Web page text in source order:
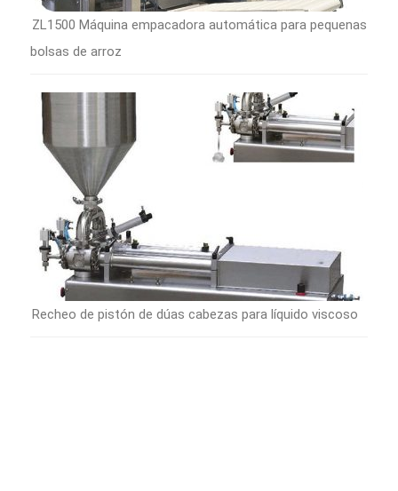
ZL1500 Máquina empacadora automática para pequenas
bolsas de arroz
Recheo de pistón de dúas cabezas para líquido viscoso